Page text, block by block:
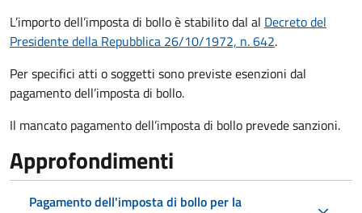
L’importo dell’imposta di bollo è stabilito dal al Decreto del
Presidente della Repubblica 26/10/1972, n. 642.
Per specifici atti o soggetti sono previste esenzioni dal
pagamento dell’imposta di bollo.
Il mancato pagamento dell’imposta di bollo prevede sanzioni.
Approfondimenti
Pagamento dell'imposta di bollo per la